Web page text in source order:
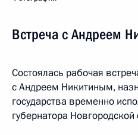
Встреча с Андреем
Состоялась рабочая
с Андреем Никитиным,
государства временно
губернатора Новгородской